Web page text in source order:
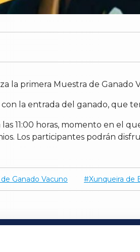
la primera Muestra de
la entrada del ganado, que
las 11:00 horas, momento en el
Los participantes podrán
Ganado Vacuno Xunqueira de